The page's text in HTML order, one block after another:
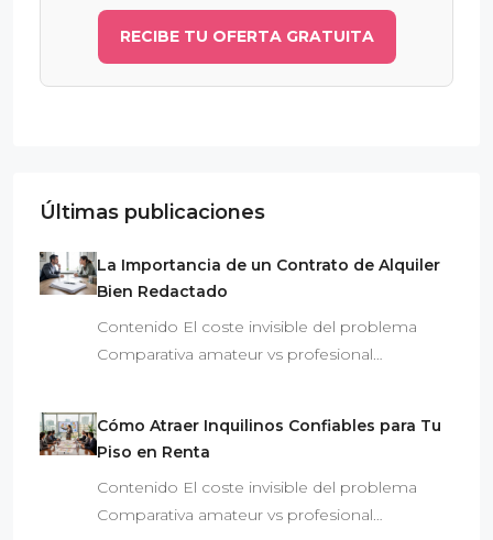
RECIBE TU OFERTA GRATUITA
Últimas publicaciones
La Importancia de un Contrato de Alquiler
Bien Redactado
Contenido El coste invisible del problema
Comparativa amateur vs profesional…
Cómo Atraer Inquilinos Confiables para Tu
Piso en Renta
Contenido El coste invisible del problema
Comparativa amateur vs profesional…